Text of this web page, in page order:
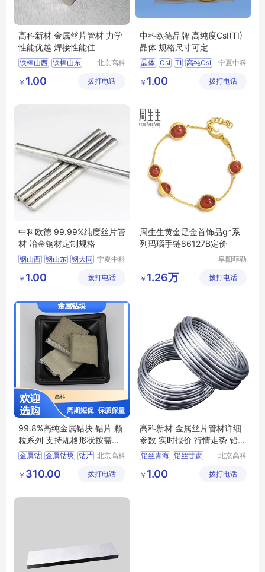
高科新材 金属丝片管材 力学
性能优越 焊接性能佳
铁棒山西 铁棒山东
铁棒合肥
北京高科
技有限公
￥ 1.00 拨打电话
中科欧德品牌 高纯度CsI(TI)
晶体 规格尺寸可定
晶体 CsI TI 高纯CsI
宁夏中科
有限公司
￥ 1.00 拨打电话
中科欧德 99.99%纯度丝片管
材 冶金钢材定制规格
铟山西 铟山东 铟大同 宁夏中科
有限公司
￥ 1.00 拨打电话
周生生黄金足金首饰品g*系
列玛瑙手链86127B定价
阜阳菲勒
公司
￥ 1.26万 拨打电话
99.8%高纯金属钴块 钴片 颗
粒系列 支持规格形状按需订
制
金属钴 金属钴块 钴片 北京高科
技有限公
￥ 310.00 拨打电话
高科新材 金属丝片管材详细
参数 实时报价 行情走势 铅丝
青海
铅丝青海 铅丝甘肃
铅丝济南
北京高科
技有限公
￥ 1.00 拨打电话